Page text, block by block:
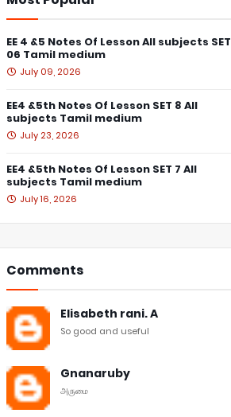
EE 4 &5 Notes Of Lesson All subjects SET
06 Tamil medium
July 09, 2026
EE4 &5th Notes Of Lesson SET 8 All
subjects Tamil medium
July 23, 2026
EE4 &5th Notes Of Lesson SET 7 All
subjects Tamil medium
July 16, 2026
Comments
Elisabeth rani. A
So good and useful
Gnanaruby
அருமை